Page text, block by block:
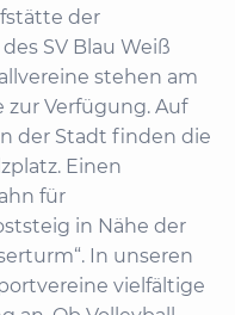
der
SV Blau Weiß
stehen am
zur Verfügung. Auf
der Stadt finden die
Einen
für
in Nähe der
In unseren
vielfältige